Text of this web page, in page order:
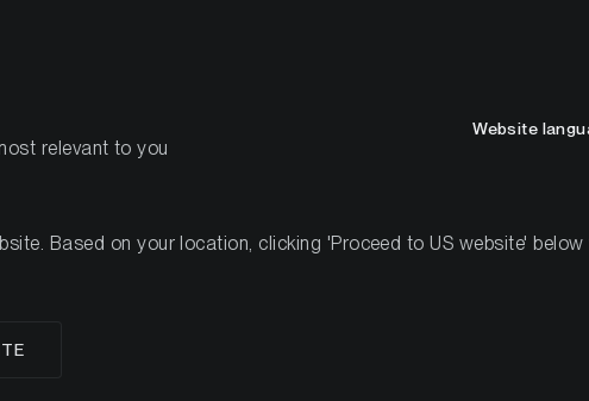
relevant to you
Website
Based on your location, clicking 'Proceed to US website'